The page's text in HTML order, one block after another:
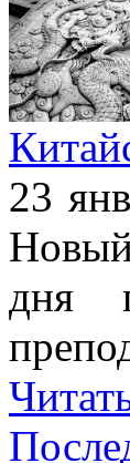
23
дня